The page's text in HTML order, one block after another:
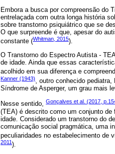
Embora a busca por compreensão do
entrelaçada com outra longa história
sobre transtorno psiquiátrico que se
O que surpreende é que, apesar do
constante (Whitman, 2015).
O Transtorno do Espectro Autista -
de idade. Ainda que essas
acolhido em sua diferença e
Kanner (1943), outro conhecido
Síndrome de Asperger, um grau mais
Nesse sentido, Gonçalves et al. (2017,
(TEA) é descrito como um conjunto
idade. Considerado um transtorno do
comunicação social pragmática, uma
peculiaridades no estabelecimento de
2011 ).